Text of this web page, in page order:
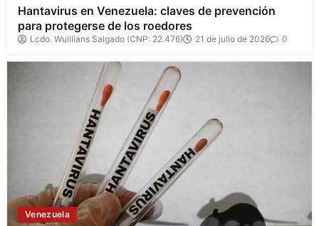
Hantavirus en Venezuela: claves de prevención
para protegerse de los roedores
Lcdo. Wuillians Salgado (CNP: 22.476) 21 de julio de 2026 0
Venezuela